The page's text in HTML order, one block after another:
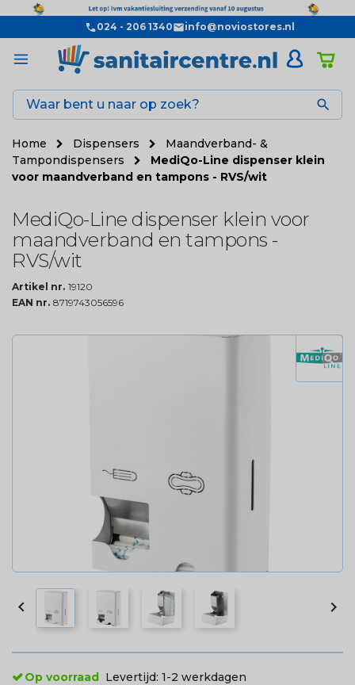
024 - 206 1340 info@noviostores.nl

Home Dispensers
Maandverband- &
Tampondispensers
MediQo-Line dispenser klein
voor maandverband en tampons - RVS/wit
MediQo-Line dispenser klein voor
maandverband en tampons -
RVS/wit
Artikel nr. 19120
EAN nr. 8719743056596
 
Op voorraad Levertijd: 1-2 werkdagen